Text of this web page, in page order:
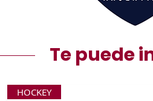
Te puede
HOCKEY